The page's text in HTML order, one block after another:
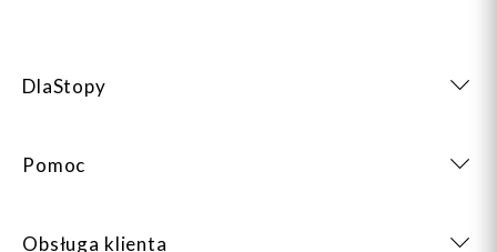
DlaStopy
Pomoc
Obsługa klienta